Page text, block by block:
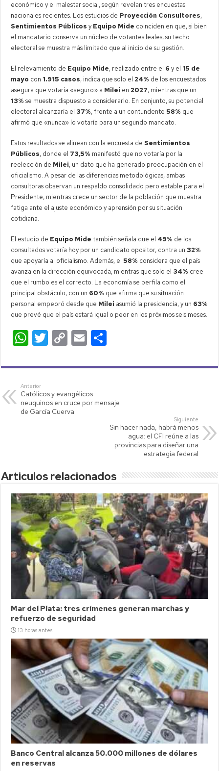
económico y el malestar social, según revelan tres encuestas
nacionales recientes. Los estudios de Proyección Consultores,
Sentimientos Públicos y Equipo Mide coinciden en que, si bien
el mandatario conserva un núcleo de votantes leales, su techo
electoral se muestra más limitado que al inicio de su gestión.
El relevamiento de Equipo Mide, realizado entre el 6 y el 15 de
mayo con 1.915 casos, indica que solo el 24% de los encuestados
asegura que votaría «seguro» a Milei en 2027, mientras que un
13% se muestra dispuesto a considerarlo. En conjunto, su potencial
electoral alcanzaría el 37%, frente a un contundente58% que
afirmó que «nunca» lo votaría para un segundo mandato.
Estos resultados se alinean con la encuesta de Sentimientos
Públicos, donde el 73,5% manifestó que no votaría por la
reelección de Milei, un dato que ha generado preocupación en el
oficialismo. A pesar de las diferencias metodológicas, ambas
consultoras observan un respaldo consolidado pero estable para el
Presidente, mientras crece un sector de la población que muestra
fatiga ante el ajuste económico y aprensión por su situación
cotidiana.
El estudio de Equipo Mide también señala que el 49% de los
consultados votaría hoy por un candidato opositor, contra un 32%
que apoyaría al oficialismo. Además, el58% considera que el país
avanza en la dirección equivocada, mientras que solo el 34% cree
que el rumbo es el correcto. La economía se perfila como el
principal obstáculo, con un 60% que afirma que su situación
personal empeoró desde que Milei asumió la presidencia, y un 63%
que prevé que el país estará igual o peor en los próximos seis meses.
W
at
s
A
p
T
tt
C
p
Li
nk
E
ail m
ar
Anterior
Católicos y evangélicos
neuquinos en cruce por mensaje
de García Cuerva
Siguiente
Sin hacer nada, habrá menos
agua: el CFI reúne a las
provincias para diseñar una
estrategia federal
Articulos relacionados
Mar del Plata: tres crímenes generan marchas y
refuerzo de seguridad
13 horas antes
Banco Central alcanza 50.000 millones de dólares
en reservas